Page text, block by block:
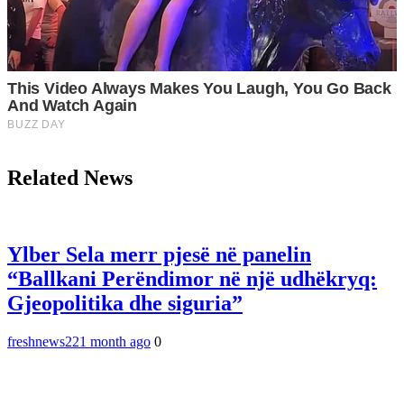
Related News
Ylber Sela merr pjesë në panelin
“Ballkani Perëndimor në një udhëkryq:
Gjeopolitika dhe siguria”
freshnews221 month ago 0